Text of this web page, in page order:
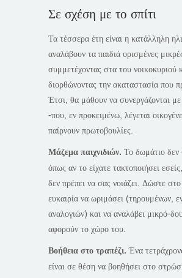
Σε σχέση με το σπίτι
Τα τέσσερα έτη είναι η κατάλληλη
αναλάβουν τα παιδιά ορισμένες
συμμετέχοντας στα του νοικοκυριού
διορθώνοντας την ακαταστασία που
Έτσι, θα μάθουν να συνεργάζονται
-που, εν προκειμένω, λέγεται
παίρνουν πρωτοβουλίες.
Μάζεμα παιχνιδιών. Το δωμάτιο δεν
όπως αν το είχατε τακτοποιήσει
δεν πρέπει να σας νοιάζει. Δώστε στο
ευκαιρία να ωριμάσει (τηρουμένων,
αναλογιών) και να αναλάβει μικρό-
αφορούν το χώρο του.
Βοήθεια στο τραπέζι. Ένα
είναι σε θέση να βοηθήσει στο